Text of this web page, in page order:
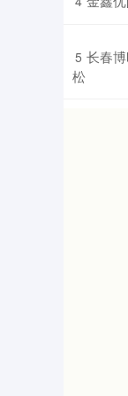
5 长春
松